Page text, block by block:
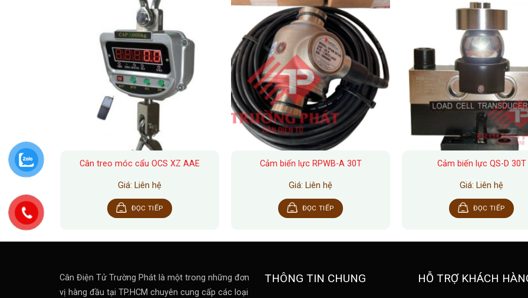
Cân treo móc cẩu OCS XZ AAE
Giá: Liên hệ
ĐỌC TIẾP
Cảm biến lực RPWB-A 30T
Giá: Liên hệ
ĐỌC TIẾP
Cảm biến lực QS-D 30T
Giá: Liên hệ
ĐỌC TIẾP
1T
Cân Điện Tử Trường Phát là một trong những đơn
vị hàng đầu tại TP.HCM chuyên cung cấp các loại
THÔNG TIN CHUNG HỖ TRỢ KHÁCH